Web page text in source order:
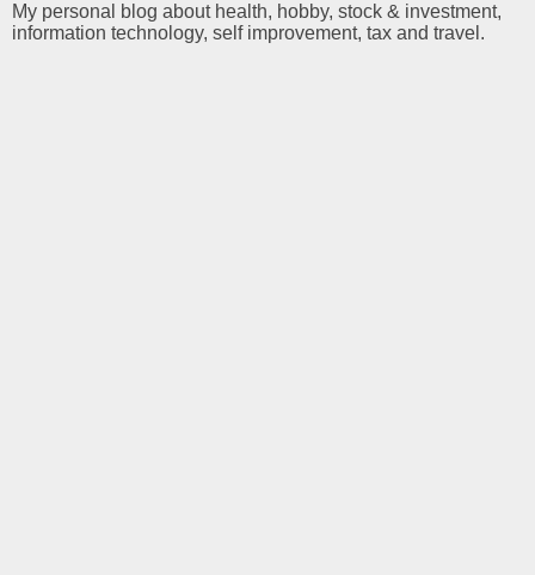
My personal blog about health, hobby, stock & investment,
information technology, self improvement, tax and travel.